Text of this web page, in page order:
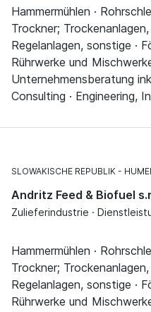
Hammermühlen ·
Trockner;
Regelanlagen, sonstige ·
Rührwerke und
Unternehmensberatung
Consulting · Engineering,
SLOWAKISCHE REPUBLIK
Andritz Feed & Biofuel
Zulieferindustrie ·
Hammermühlen ·
Trockner;
Regelanlagen, sonstige ·
Rührwerke und